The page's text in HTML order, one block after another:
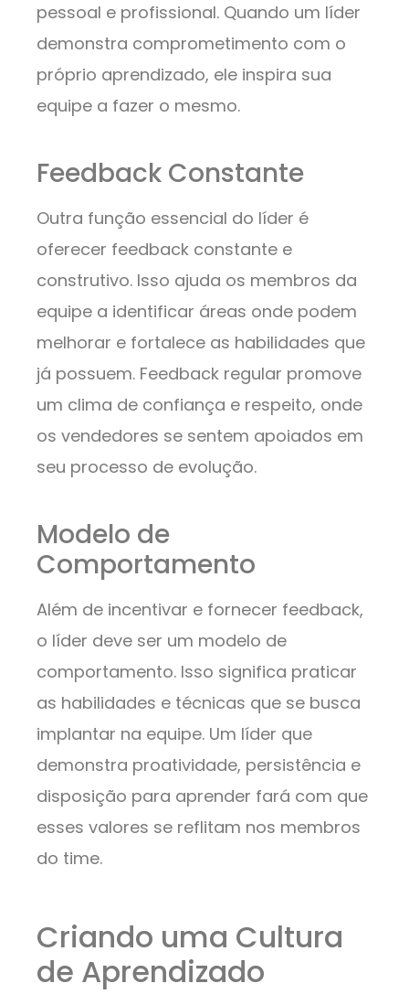
pessoal e profissional. Quando um líder
demonstra comprometimento com o
próprio aprendizado, ele inspira sua
equipe a fazer o mesmo.
Feedback Constante
Outra função essencial do líder é
oferecer feedback constante e
construtivo. Isso ajuda os membros da
equipe a identificar áreas onde podem
melhorar e fortalece as habilidades que
já possuem. Feedback regular promove
um clima de confiança e respeito, onde
os vendedores se sentem apoiados em
seu processo de evolução.
Modelo de
Comportamento
Além de incentivar e fornecer feedback,
o líder deve ser um modelo de
comportamento. Isso significa praticar
as habilidades e técnicas que se busca
implantar na equipe. Um líder que
demonstra proatividade, persistência e
disposição para aprender fará com que
esses valores se reflitam nos membros
do time.
Criando uma Cultura
de Aprendizado